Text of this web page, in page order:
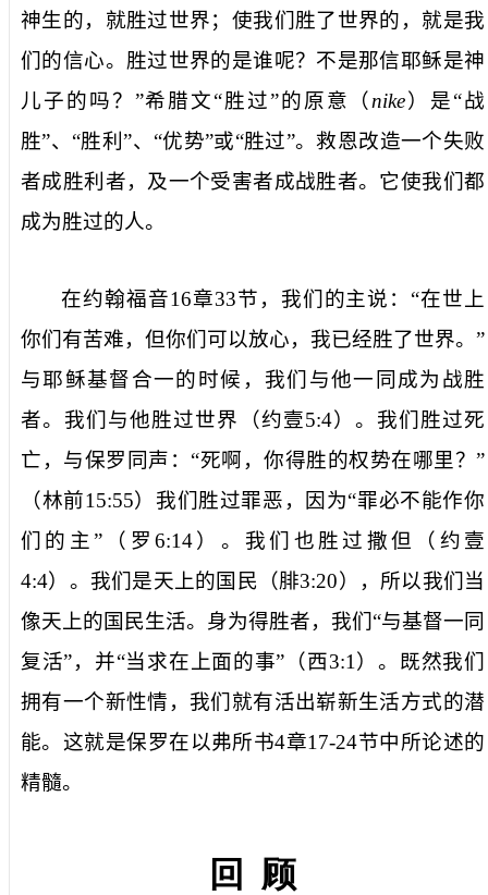
神生的，就胜过世界；使我们胜了世界的，就是我
们的信心。胜过世界的是谁呢？不是那信耶稣是神
儿子的吗？”希腊文“胜过”的原意（nike）是“战
胜”、“胜利”、“优势”或“胜过”。救恩改造一个失败
者成胜利者，及一个受害者成战胜者。它使我们都
成为胜过的人。
在约翰福音16章33节，我们的主说：“在世上
你们有苦难，但你们可以放心，我已经胜了世界。”
与耶稣基督合一的时候，我们与他一同成为战胜
者。我们与他胜过世界（约壹5:4）。我们胜过死
亡，与保罗同声：“死啊，你得胜的权势在哪里？”
（林前15:55）我们胜过罪恶，因为“罪必不能作你
们的主”（罗 6:14）。我们也胜过撒但（约壹
4:4）。我们是天上的国民（腓3:20），所以我们当
像天上的国民生活。身为得胜者，我们“与基督一同
复活”，并“当求在上面的事”（西3:1 ）。既然我们
拥有一个新性情，我们就有活出崭新生活方式的潜
能。这就是保罗在以弗所书4章17-24节中所论述的
精髓。
回 顾